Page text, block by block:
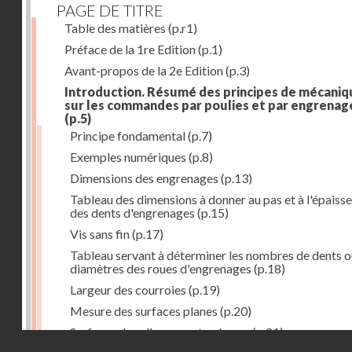
PAGE DE TITRE
Table des matières (p.r1)
Préface de la 1re Edition(p.1)
Avant-propos de la 2e Edition(p.3)
Introduction. Résumé des principes de
sur les commandes par poulies et par
(p.5)
Principe fondamental(p.7)
Exemples numériques (p.8)
Dimensions des engrenages (p.13)
Tableau des dimensions à donner au pas et à
des dents d'engrenages (p.15)
Vis sans fin(p.17)
Tableau servant à déterminer les nombres de dents
diamètres des roues d'engrenages (p.18)
Largeur des courroies (p.19)
Mesure des surfaces planes (p.20)
Surfaces dans l'espace et volumes(p.21)